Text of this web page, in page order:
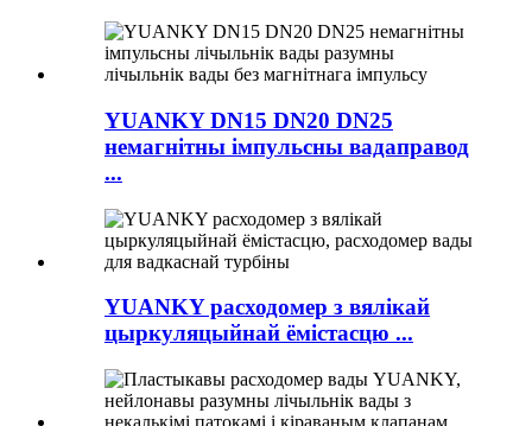
YUANKY DN15 DN20 DN25
немагнітны імпульсны вадаправод
...
YUANKY расходомер з вялікай
цыркуляцыйнай ёмістасцю ...